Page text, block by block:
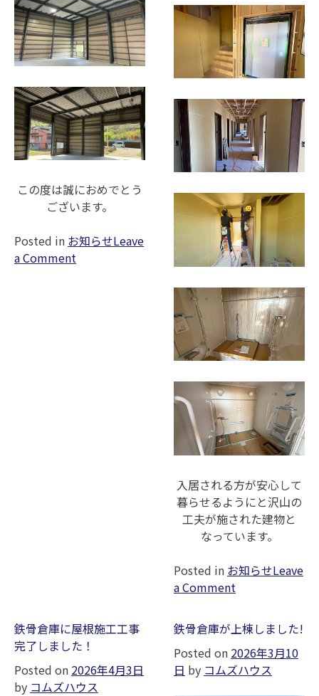
この度は誠におめでとう
ございます。
Posted in お知らせLeave
a Comment
入居される方が安心して
暮らせるようにと沢山の
工夫が施された建物と
なっています。
Posted in お知らせLeave
a Comment
中
サー
ビ
ス
鉄骨倉庫に屋根施工工事
完了しました！
Posted on 2026年4月3日
by コムズハウス
鉄骨倉庫が上棟しました!
Posted on 2026年3月10
日 by コムズハウス